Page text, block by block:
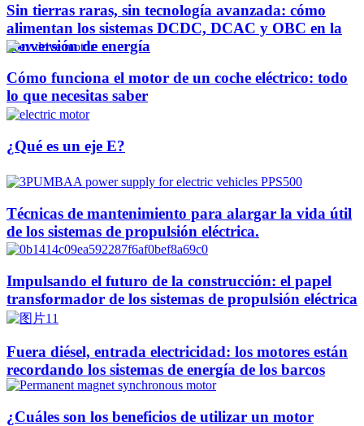
Sin tierras raras, sin tecnología avanzada: cómo
alimentan los sistemas DCDC, DCAC y OBC en la
conversión de energía
Cómo funciona el motor de un coche eléctrico: todo
lo que necesitas saber
¿Qué es un eje E?
Técnicas de mantenimiento para alargar la vida útil
de los sistemas de propulsión eléctrica.
Impulsando el futuro de la construcción: el papel
transformador de los sistemas de propulsión eléctrica
Fuera diésel, entrada electricidad: los motores están
recordando los sistemas de energía de los barcos
¿Cuáles son los beneficios de utilizar un motor